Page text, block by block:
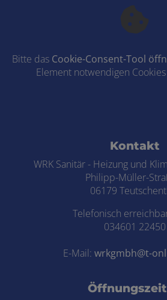
Bitte das Cookie-Consent-Tool
Element notwendigen
Footer - Kontaktdaten
Kontakt
WRK Sanitär - Heizung und
Philipp-Müller-
06179
Telefonisch
034601 22450
E-Mail: wrkgmbh@t-